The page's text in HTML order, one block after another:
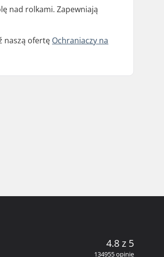
nad rolkami. Zapewniają
naszą ofertę Ochraniaczy na
4.8 z 5
134955 opinie